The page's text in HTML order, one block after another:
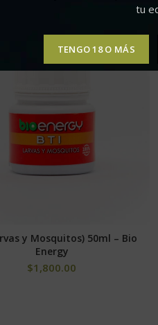
tu
TENGO 18 O MÁS
AÑADIR AL CARRITO
y Mosquitos) 50ml – Bio
Energy
$1,800.00